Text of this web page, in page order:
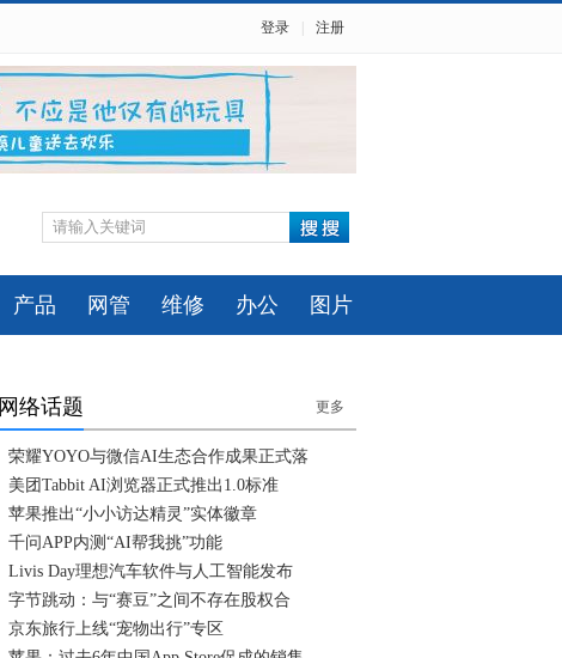
登录 注册
产品 网管 维修 办公 图片
网络话题 更多
荣耀YOYO与微信AI生态合作成果正式落
美团Tabbit AI浏览器正式推出1.0标准
苹果推出“小小访达精灵”实体徽章
千问APP内测“AI帮我挑”功能
Livis Day理想汽车软件与人工智能发布
字节跳动：与“赛豆”之间不存在股权合
京东旅行上线“宠物出行”专区